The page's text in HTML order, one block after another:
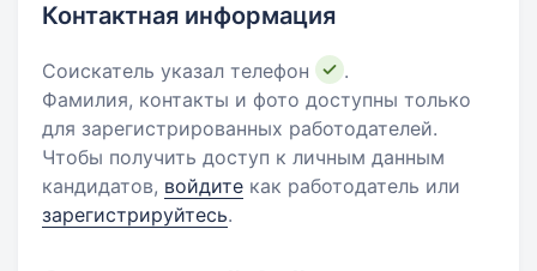
Контактная информация
Соискатель указал телефон
.
Фамилия, контакты и фото доступны только
для зарегистрированных работодателей.
Чтобы получить доступ к личным данным
кандидатов, войдите как работодатель или
зарегистрируйтесь.